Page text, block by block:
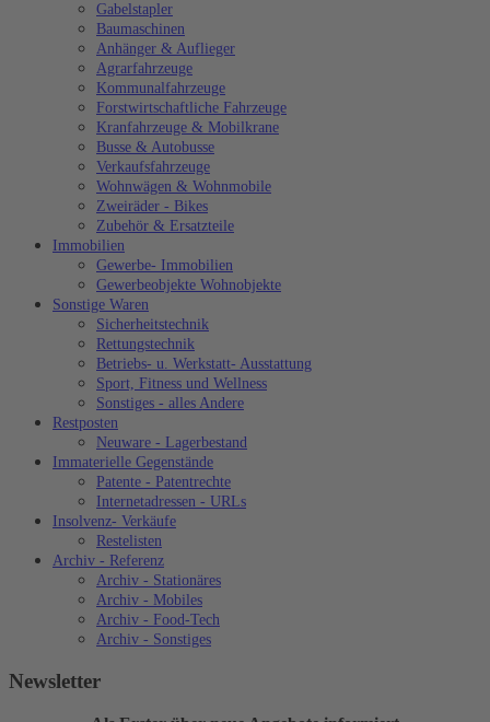
Gabelstapler
Baumaschinen
Anhänger & Auflieger
Agrarfahrzeuge
Kommunalfahrzeuge
Forstwirtschaftliche Fahrzeuge
Kranfahrzeuge & Mobilkrane
Busse & Autobusse
Verkaufsfahrzeuge
Wohnwägen & Wohnmobile
Zweiräder - Bikes
Zubehör & Ersatzteile
Immobilien
Gewerbe- Immobilien
Gewerbeobjekte Wohnobjekte
Sonstige Waren
Sicherheitstechnik
Rettungstechnik
Betriebs- u. Werkstatt- Ausstattung
Sport, Fitness und Wellness
Sonstiges - alles Andere
Restposten
Neuware - Lagerbestand
Immaterielle Gegenstände
Patente - Patentrechte
Internetadressen - URLs
Insolvenz- Verkäufe
Restelisten
Archiv - Referenz
Archiv - Stationäres
Archiv - Mobiles
Archiv - Food-Tech
Archiv - Sonstiges
Newsletter